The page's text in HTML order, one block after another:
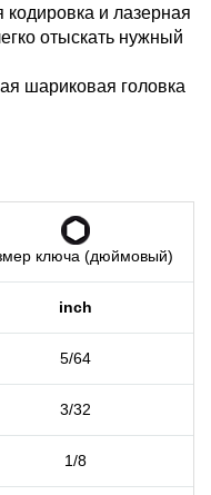
кодировка и лазерная
отыскать нужный
шариковая головка
ключа (дюймовый)
inch
5/64
3/32
1/8